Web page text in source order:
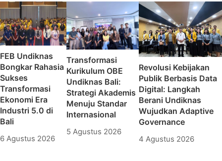
FEB Undiknas
Bongkar Rahasia
Sukses
Transformasi
Ekonomi Era
Industri 5.0 di
Bali
6 Agustus 2026
Transformasi
Kurikulum OBE
Undiknas Bali:
Strategi Akademis
Menuju Standar
Internasional
5 Agustus 2026
Revolusi Kebijakan
Publik Berbasis Data
Digital: Langkah
Berani Undiknas
Wujudkan Adaptive
Governance
4 Agustus 2026